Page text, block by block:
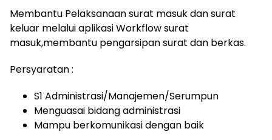
Membantu Pelaksanaan surat masuk dan surat
keluar melalui aplikasi Workflow surat
masuk,membantu pengarsipan surat dan berkas.
Persyaratan :
S1 Administrasi/Manajemen/Serumpun
Menguasai bidang administrasi
Mampu berkomunikasi dengan baik